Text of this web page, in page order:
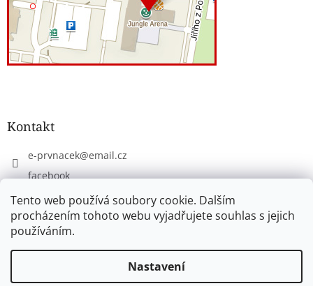
Tento web používá soubory cookie. Dalším
procházením tohoto webu vyjadřujete souhlas s jejich
používáním.
Nastavení
Kontakt
e-prvnacek@email.cz
facebook
eprvnacek